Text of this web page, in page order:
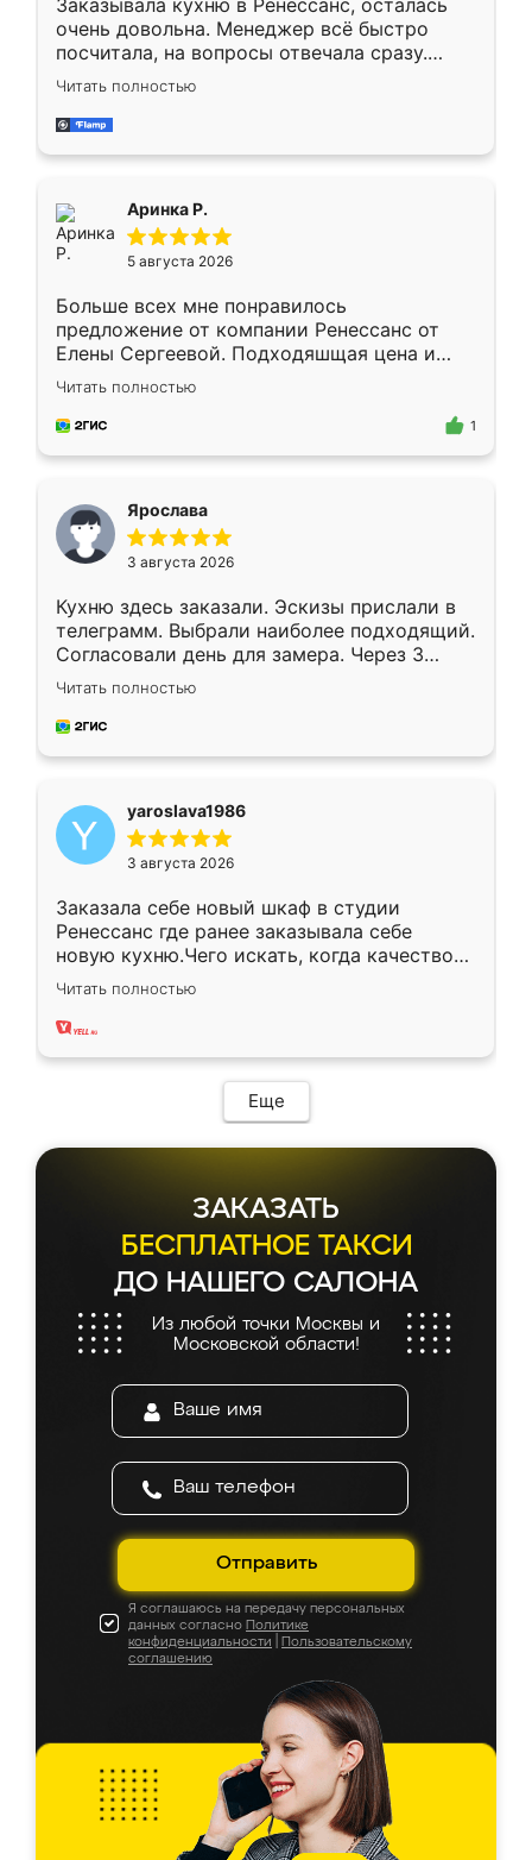
Заказывала кухню в Ренессанс, осталась
очень довольна. Менеджер всё быстро
посчитала, на вопросы отвечала сразу.
Замерщик приехал в субботу, подошёл к
делу со всей ответственностью. Собрали
за день, ребята работали аккуратно, даже
Читать полностью
Аринка Р.
5 августа 2026
Больше всех мне понравилось
предложение от компании Ренессанс от
Елены Сергеевой. Подходяшщая цена и
короткие сроки изготовления. Приехавший
для замера сотрудник Владислав
предложил по моему эскизу самый
Читать полностью
1
Ярослава
3 августа 2026
Кухню здесь заказали. Эскизы прислали в
телеграмм. Выбрали наиболее подходящий.
Согласовали день для замера. Через 3
недели кухня была уже готова. Остались
довольны работой. Спасибо Ренессанс
мебель за качественную работу!
Читать полностью
yaroslava1986
3 августа 2026
Заказала себе новый шкаф в студии
Ренессанс где ранее заказывала себе
новую кухню.Чего искать, когда качеством
вполне довольна. Служит кухня уже почти
два года, нареканий нет.
Читать полностью
Еще
ЗАКАЗАТЬ
БЕСПЛАТНОЕ ТАКСИ
ДО НАШЕГО САЛОНА
Из любой точки Москвы и
Московской области!
Отправить
Я соглашаюсь на передачу персональных
данных согласно Политике
конфиденциальности
Пользовательскому
соглашению